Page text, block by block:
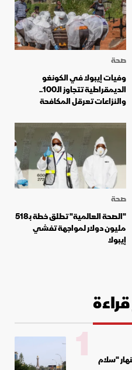
صحة
وفيات إيبولا في الكونغو
الديمقراطية تتجاوز الـ100..
والنزاعات تعرقل المكافحة
صحة
"الصحة العالمية" تطلق خطة بـ518
مليون دولار لمواجهة تفشي
إيبولا
قراءة
"سلام
1